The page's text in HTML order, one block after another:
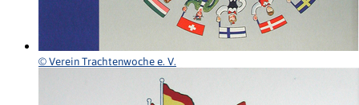
© Verein Trachtenwoche e. V.